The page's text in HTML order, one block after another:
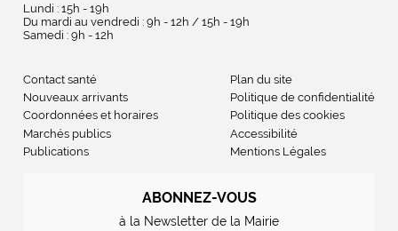
Lundi : 15h - 19h
Du mardi au vendredi : 9h - 12h / 15h - 19h
Samedi : 9h - 12h
Contact santé
Nouveaux arrivants
Coordonnées et horaires
Marchés publics
Publications
Plan du site
Politique de confidentialité
Politique des cookies
Accessibilité
Mentions Légales
ABONNEZ-VOUS
à la Newsletter de la Mairie